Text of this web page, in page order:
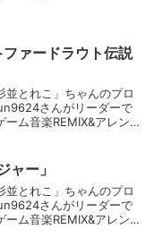
ファードラウト伝説
並とれこ」ちゃんのプロ
さんがリーダーで
ーム音楽REMIX&アレン
。
ャー」
並とれこ」ちゃんのプロ
さんがリーダーで
ーム音楽REMIX&アレン